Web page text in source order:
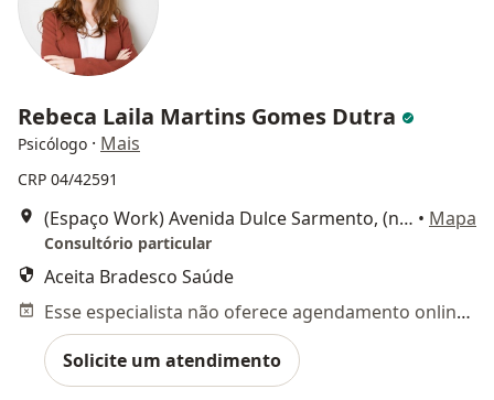
Rebeca Laila Martins Gomes Dutra
Psicólogo · Mais
CRP 04/42591
(Espaço Work) Avenida Dulce Sarmento, (nº) 566a (Sala 02), Montes Claros • Mapa
Consultório particular
Aceita Bradesco Saúde
Esse especialista não oferece agendamento online para esse endereço.
Solicite um atendimento